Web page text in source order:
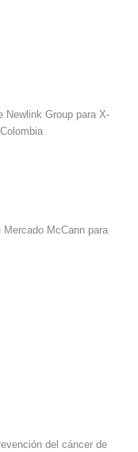
Newlink Group para X-
McCann para
del cáncer de